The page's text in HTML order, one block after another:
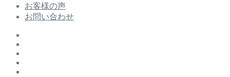
お客様の声
お問い合わせ